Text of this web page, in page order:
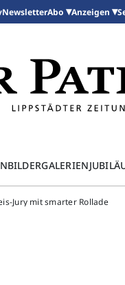
NewsletterAbo Anzeigen
BILDERGALERIEN
Jury mit smarter Rollade